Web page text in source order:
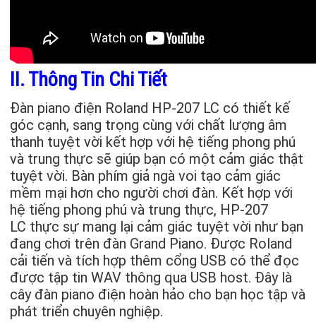
II. Thông Tin Chi Tiết
Đàn piano điện Roland HP-207 LC có thiết kế
góc cạnh, sang trọng cùng với chất lượng âm
thanh tuyệt vời kết hợp với hệ tiếng phong phú
và trung thực sẽ giúp bạn có một cảm giác thật
tuyệt vời. Bàn phím giả ngà voi tạo cảm giác
mềm mại hơn cho người chơi đàn. Kết hợp với
hệ tiếng phong phú và trung thực, HP-207
LC thực sự mang lại cảm giác tuyệt vời như bạn
đang chơi trên đàn Grand Piano. Được Roland
cải tiến và tích hợp thêm cổng USB có thể đọc
được tập tin WAV thông qua USB host. Đây là
cây đàn piano điện hoàn hảo cho bạn học tập và
phát triển chuyên nghiệp.